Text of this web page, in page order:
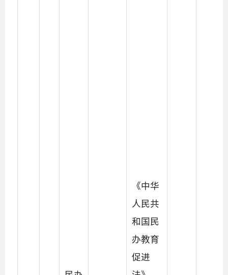
《中华
人民共
和国民
办教育
促进